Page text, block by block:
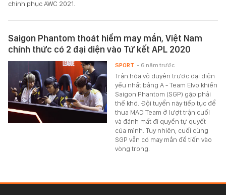
chinh phục AWC 2021.
Saigon Phantom thoát hiểm may mắn, Việt Nam
chính thức có 2 đại diện vào Tứ kết APL 2020
Trận hòa vô duyên trước đại diện
yếu nhất bảng A - Team Elvo khiến
Saigon Phantom (SGP) gặp phải
thế khó. Đội tuyển này tiếp tục để
thua MAD Team ở lượt trận cuối
và đánh mất đi quyền tự quyết
của mình. Tuy nhiên, cuối cùng
SGP vẫn có may mắn để tiến vào
vòng trong.
SPORT - 6 năm trước